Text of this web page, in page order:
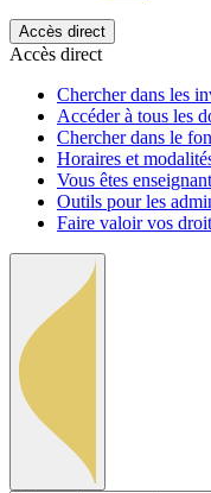
Accès direct
Accès direct
Chercher dans les
Accéder à tous les
Chercher dans le
Horaires et
Vous êtes enseignant
Outils pour les
Faire valoir vos